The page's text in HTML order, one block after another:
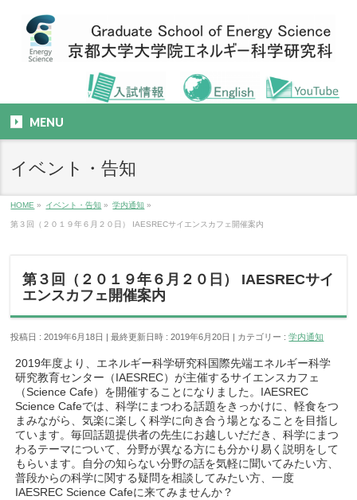
MENU
イベント・告知
HOME » イベント・告知 » 学内通知 »
第３回（２０１９年６月２０日） IAESRECサイエンスカフェ開催案内
第３回（２０１９年６月２０日） IAESRECサイ
エンスカフェ開催案内
投稿日 : 2019年6月18日 最終更新日時 : 2019年6月20日 カテゴリー :学内通知
2019年度より、エネルギー科学研究科国際先端エネルギー科学
研究教育センター（IAESREC）が主催するサイエンスカフェ
（Science Cafe）を開催することになりました。IAESREC
Science Cafeでは、科学にまつわる話題をきっかけに、軽食をつ
まみながら、気楽に楽しく科学に向き合う場となることを目指し
ています。毎回話題提供者の先生にお越しいだだき、科学にまつ
わるテーマについて、分野が異なる方にも分かり易く説明をして
もらいます。自分の知らない分野の話を気軽に聞いてみたい方、
普段からの科学に関する疑問を相談してみたい方、一度
IAESREC Science Cafeに来てみませんか？